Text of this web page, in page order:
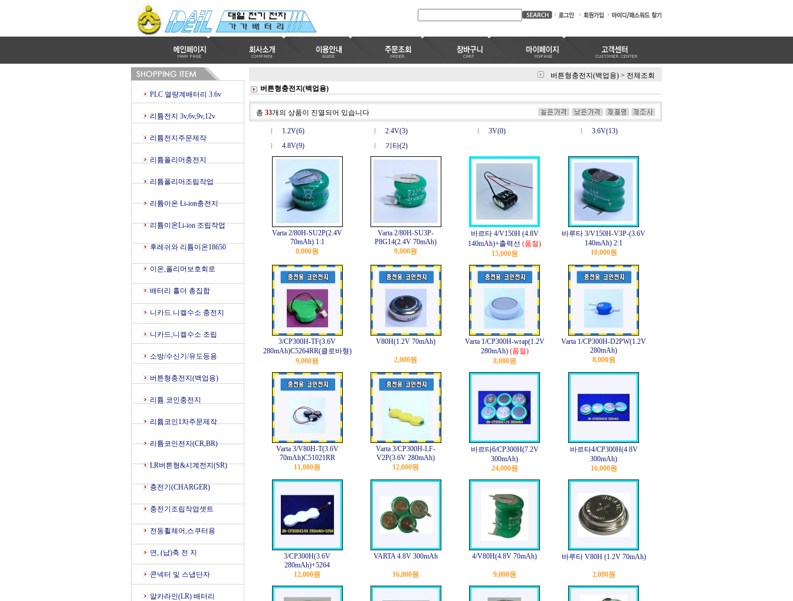
PLC 열량계배터리 3.6v
리튬전지 3v,6v,9v,12v
리튬전지주문제작
리튬폴리머충전지
리튬폴리머조립작업
리튬이온 Li-ion충전지
리튬이온Li-ion 조립작업
후레쉬와 리튬이온18650
이온,폴리머보호회로
배터리 홀더 총집합
니카드.니켈수소 충전지
니카드,니켈수소 조립
소방/수신기/유도등용
버튼형충전지(백업용)
리튬 코인충전지
리튬코인1차주문제작
리튬코인전지(CR,BR)
LR버튼형&시계전지(SR)
충전기(CHARGER)
충전기조립작업셋트
전동휠체어,스쿠터용
연, (납)축 전 지
콘넥터 및 스냅단자
알카라인(LR) 배터리
버튼형충전지(백업용) > 전체조회
버튼형충전지(백업용)
총 33개의 상품이 진열되어 있습니다
1.2V(6) 2.4V(3) 3V(0)
3.6V(13)
4.8V(9)
기타(2)
Varta 2/80H-SU2P(2.4V
70mAh) 1:1
8,000원
Varta 2/80H-SU3P-
P8G14(2.4V 70mAh)
9,000원
바르타 4/V150H (4.8V
140mAh)+출력선 (품절)
15,000원
바루타 3/V150H-V3P-(3.6V
140mAh) 2:1
10,000원
3/CP300H-TF(3.6V
280mAh)C5264RR(클로바형)
9,000원
V80H(1.2V 70mAh)
2,000원
Varta 1/CP300H-wrap(1.2V
280mAh) (품절)
8,000원
Varta 1/CP300H-D2PW(1.2V
280mAh)
8,000원
Varta 3/V80H-T(3.6V
70mAh)C51021RR
11,000원
Varta 3/CP300H-LF-
V2P(3.6V 280mAh)
12,000원
바르타6/CP300H(7.2V
300mAh)
24,000원
바르타4/CP300H(4.8V
300mAh)
16,000원
3/CP300H(3.6V
280mAh)+5264
12,000원
VARTA 4.8V 300mAh
16,000원
4/V80H(4.8V 70mAh)
9,000원
바루타 V80H (1.2V 70mAh)
2,000원